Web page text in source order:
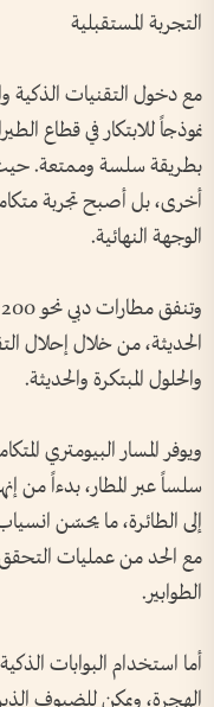
التجربة المستقبلية
مع دخول التقنيات الذكية
نموذجاً للابتكار في قطاع
بطريقة سلسة وممتعة.
أخرى، بل أصبح تجربة
الوجهة النهائية.
الحديثة، من خلال إحلال
والحلول المبتكرة والحديثة.
ويوفر المسار البيومتري
سلساً عبر المطار، بدءاً من
إلى الطائرة، ما يحسّن
مع الحد من عمليات
الطوابير.
أما استخدام البوابات
الهجرة، ويمكن للضيوف